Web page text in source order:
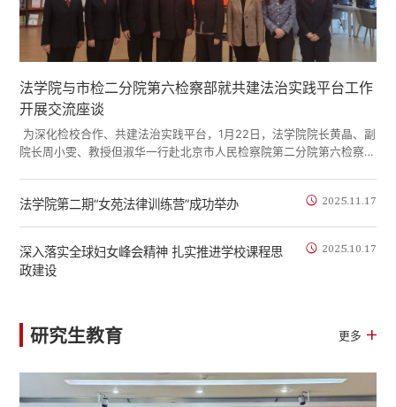
法学院与市检二分院第六检察部就共建法治实践平台工作
开展交流座谈
为深化检校合作、共建法治实践平台，1月22日，法学院院长黄晶、副
院长周小雯、教授但淑华一行赴北京市人民检察院第二分院第六检察部
情况与特色工作、第六检察部的主要职能及近年来在民事、公益诉讼领
法学院第二期“女苑法律训练营”成功举办 2025.11.17
深入落实全球妇女峰会精神 扎实推进学校课程思
政建设
2025.10.17
研究生教育 更多